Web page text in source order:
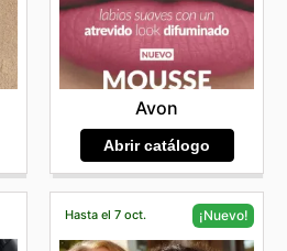
Avon
Abrir catálogo
Hasta el 7 oct. ¡Nuevo!